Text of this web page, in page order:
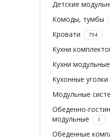
Детские
Комоды, тумбы
Кровати 794
Кухни
Кухни модульные
Кухонные уголки
Модульные
Обеденно-
модульные
1
Обеденные